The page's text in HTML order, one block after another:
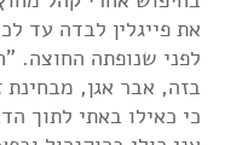
את פייגלין לבדה עד
לפני שנופתה החוצה.
בזה, אבר אגן,
כי כאילו באתי לתוך